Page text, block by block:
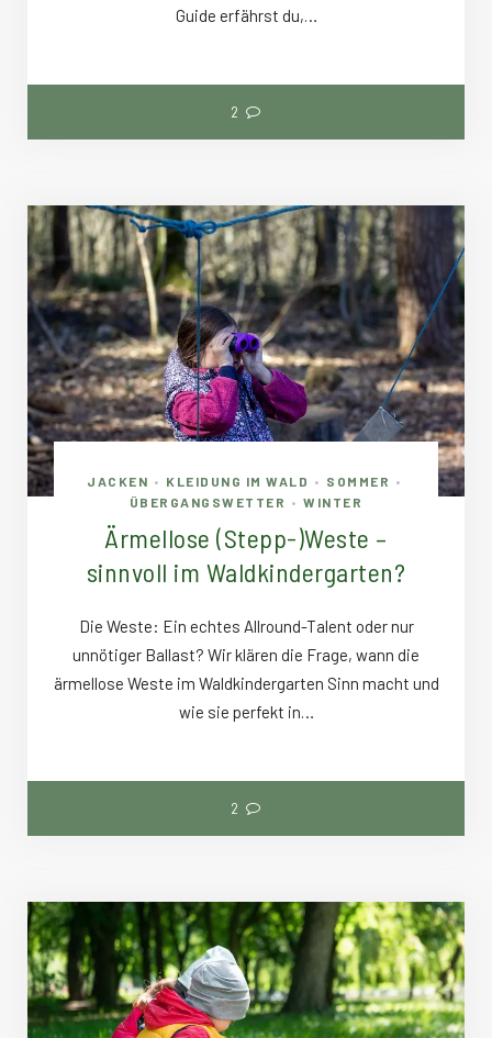
Guide erfährst du,…
2
JACKEN • KLEIDUNG IM WALD • SOMMER •
ÜBERGANGSWETTER • WINTER
Ärmellose (Stepp-)Weste –
sinnvoll im Waldkindergarten?
Die Weste: Ein echtes Allround-Talent oder nur
unnötiger Ballast? Wir klären die Frage, wann die
ärmellose Weste im Waldkindergarten Sinn macht und
wie sie perfekt in…
2